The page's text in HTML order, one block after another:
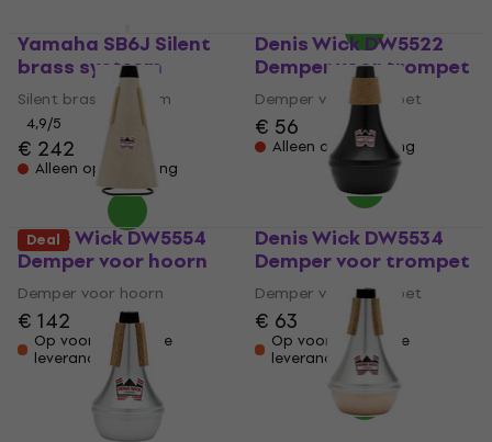
Yamaha SB6J Silent
brass systeem
Silent brass systeem
4,9/5
€ 242
Alleen op bestelling
Denis Wick DW5522
Demper voor trompet
Demper voor trompet
€ 56
Alleen op bestelling
Denis Wick DW5554
Demper voor hoorn
Demper voor hoorn
€ 142
Op voorraad bij de
leverancier
Denis Wick DW5534
Demper voor trompet
Demper voor trompet
€ 63
Op voorraad bij de
leverancier
Deal